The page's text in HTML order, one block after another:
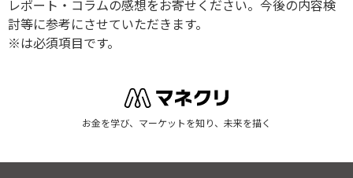
レポート・コラムの感想をお寄せください。今後の内容検
討等に参考にさせていただきます。
※は必須項目です。
お金を学び、マーケットを知り、未来を描く